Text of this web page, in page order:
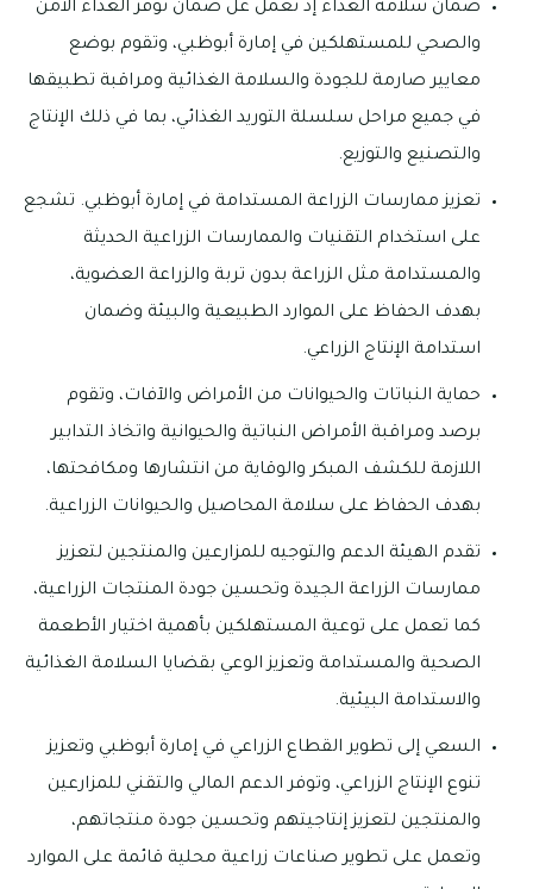
ضمان سلامة الغذاء إذ تعمل عل ضمان توفر الغذاء الآمن
والصحي للمستهلكين في إمارة أبوظبي، وتقوم بوضع
معايير صارمة للجودة والسلامة الغذائية ومراقبة تطبيقها
في جميع مراحل سلسلة التوريد الغذائي، بما في ذلك الإنتاج
والتصنيع والتوزيع.
تعزيز ممارسات الزراعة المستدامة في إمارة أبوظبي. تشجع
على استخدام التقنيات والممارسات الزراعية الحديثة
والمستدامة مثل الزراعة بدون تربة والزراعة العضوية،
بهدف الحفاظ على الموارد الطبيعية والبيئة وضمان
استدامة الإنتاج الزراعي.
حماية النباتات والحيوانات من الأمراض والآفات، وتقوم
برصد ومراقبة الأمراض النباتية والحيوانية واتخاذ التدابير
اللازمة للكشف المبكر والوقاية من انتشارها ومكافحتها،
بهدف الحفاظ على سلامة المحاصيل والحيوانات الزراعية.
تقدم الهيئة الدعم والتوجيه للمزارعين والمنتجين لتعزيز
ممارسات الزراعة الجيدة وتحسين جودة المنتجات الزراعية،
كما تعمل على توعية المستهلكين بأهمية اختيار الأطعمة
الصحية والمستدامة وتعزيز الوعي بقضايا السلامة الغذائية
والاستدامة البيئية.
السعي إلى تطوير القطاع الزراعي في إمارة أبوظبي وتعزيز
تنوع الإنتاج الزراعي، وتوفر الدعم المالي والتقني للمزارعين
والمنتجين لتعزيز إنتاجيتهم وتحسين جودة منتجاتهم،
وتعمل على تطوير صناعات زراعية محلية قائمة على الموارد